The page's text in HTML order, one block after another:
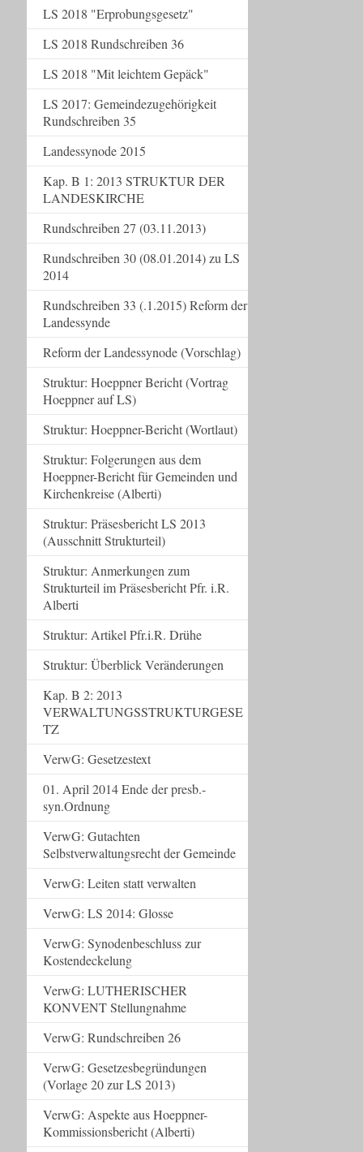
LS 2018 "Erprobungsgesetz"
LS 2018 Rundschreiben 36
LS 2018 "Mit leichtem Gepäck"
LS 2017: Gemeindezugehörigkeit
Rundschreiben 35
Landessynode 2015
Kap. B 1: 2013 STRUKTUR DER
LANDESKIRCHE
Rundschreiben 27 (03.11.2013)
Rundschreiben 30 (08.01.2014) zu LS
2014
Rundschreiben 33 (.1.2015) Reform der
Landessynde
Reform der Landessynode (Vorschlag)
Struktur: Hoeppner Bericht (Vortrag
Hoeppner auf LS)
Struktur: Hoeppner-Bericht (Wortlaut)
Struktur: Folgerungen aus dem
Hoeppner-Bericht für Gemeinden und
Kirchenkreise (Alberti)
Struktur: Präsesbericht LS 2013
(Ausschnitt Strukturteil)
Struktur: Anmerkungen zum
Strukturteil im Präsesbericht Pfr. i.R.
Alberti
Struktur: Artikel Pfr.i.R. Drühe
Struktur: Überblick Veränderungen
Kap. B 2: 2013
VERWALTUNGSSTRUKTURGESE
TZ
VerwG: Gesetzestext
01. April 2014 Ende der presb.-
syn.Ordnung
VerwG: Gutachten
Selbstverwaltungsrecht der Gemeinde
VerwG: Leiten statt verwalten
VerwG: LS 2014: Glosse
VerwG: Synodenbeschluss zur
Kostendeckelung
VerwG: LUTHERISCHER
KONVENT Stellungnahme
VerwG: Rundschreiben 26
VerwG: Gesetzesbegründungen
(Vorlage 20 zur LS 2013)
VerwG: Aspekte aus Hoeppner-
Kommissionsbericht (Alberti)